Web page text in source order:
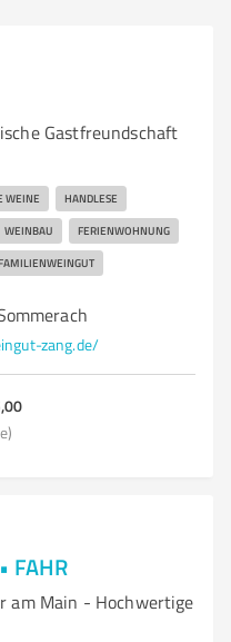
Gastfreundschaft
WEINE HANDLESE
WEINBAU FERIENWOHNUNG
zang.de/
FAHR
am Main - Hochwertige